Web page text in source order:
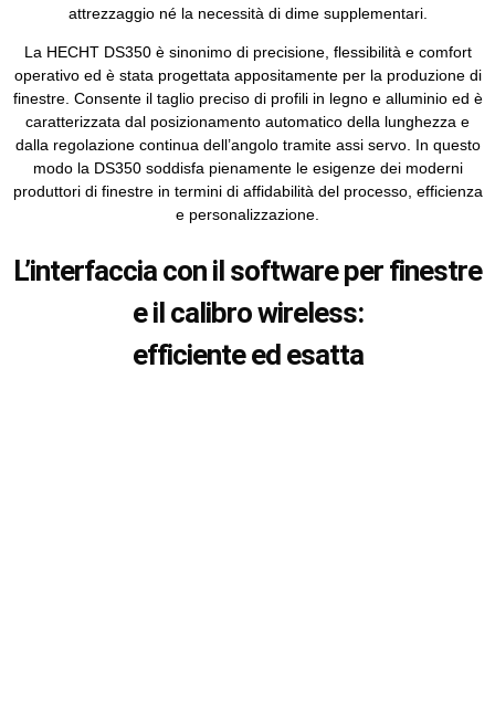
attrezzaggio né la necessità di dime supplementari.
La HECHT DS350 è sinonimo di precisione, flessibilità e comfort
operativo ed è stata progettata appositamente per la produzione di
finestre. Consente il taglio preciso di profili in legno e alluminio ed è
caratterizzata dal posizionamento automatico della lunghezza e
dalla regolazione continua dell’angolo tramite assi servo. In questo
modo la DS350 soddisfa pienamente le esigenze dei moderni
produttori di finestre in termini di affidabilità del processo, efficienza
e personalizzazione.
L’interfaccia con il software per finestre
e il calibro wireless:
efficiente ed esatta